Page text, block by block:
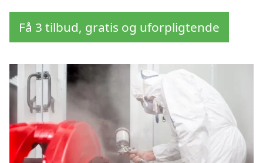
Få 3 tilbud, gratis og uforpligtende